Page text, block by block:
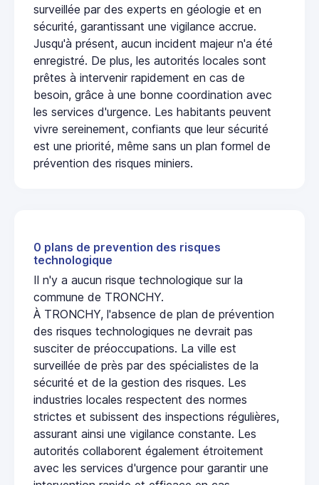
surveillée par des experts en géologie et en
sécurité, garantissant une vigilance accrue.
Jusqu'à présent, aucun incident majeur n'a été
enregistré. De plus, les autorités locales sont
prêtes à intervenir rapidement en cas de
besoin, grâce à une bonne coordination avec
les services d'urgence. Les habitants peuvent
vivre sereinement, confiants que leur sécurité
est une priorité, même sans un plan formel de
prévention des risques miniers.
0 plans de prevention des risques
technologique
Il n'y a aucun risque technologique sur la
commune de TRONCHY.
À TRONCHY, l'absence de plan de prévention
des risques technologiques ne devrait pas
susciter de préoccupations. La ville est
surveillée de près par des spécialistes de la
sécurité et de la gestion des risques. Les
industries locales respectent des normes
strictes et subissent des inspections régulières,
assurant ainsi une vigilance constante. Les
autorités collaborent également étroitement
avec les services d'urgence pour garantir une